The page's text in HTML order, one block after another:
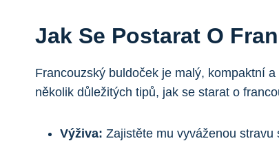
Jak Se Postarat ‌o
Francouzský buldoček je malý, kompaktní
několik důležitých tipů, jak se starat ‍o
Výživa: Zajistěte mu vyváženou